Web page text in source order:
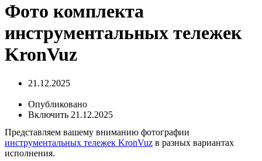
Фото комплекта
инструментальных тележек
KronVuz
21.12.2025
Опубликовано
Включить 21.12.2025
Представляем вашему вниманию фотографии
инструментальных тележек KronVuz в разных вариантах
исполнения.